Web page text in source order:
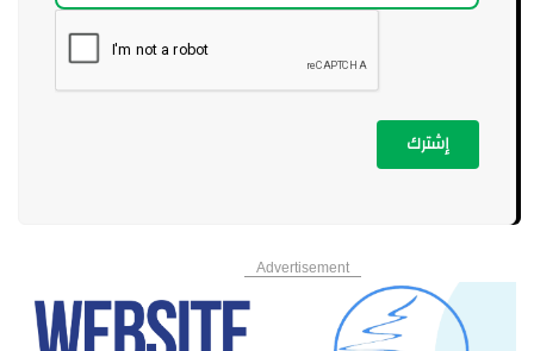
إشترك
Advertisement